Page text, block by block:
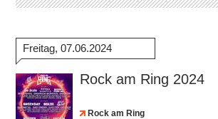
Freitag, 07.06.2024
Rock am Ring 2024
Rock am Ring